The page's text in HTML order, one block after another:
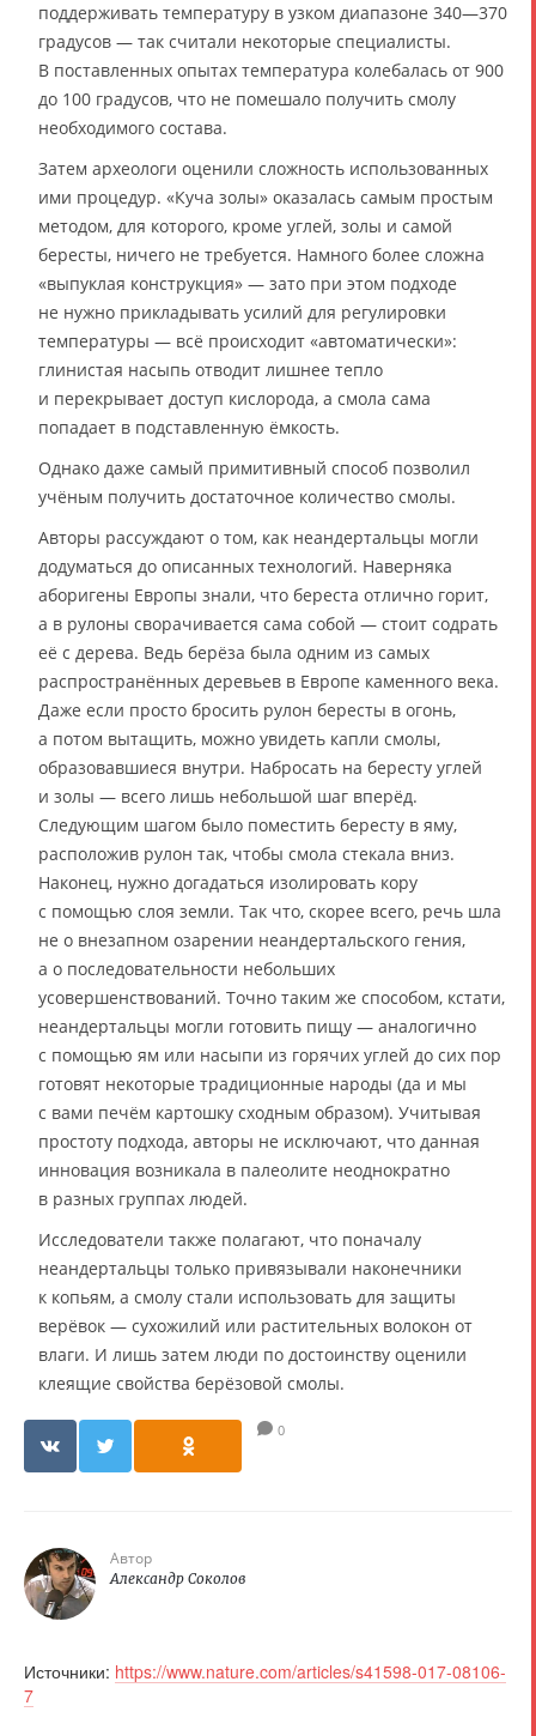
поддерживать температуру в узком диапазоне 340—370
градусов — так считали некоторые специалисты.
В поставленных опытах температура колебалась от 900
до 100 градусов, что не помешало получить смолу
необходимого состава.
Затем археологи оценили сложность использованных
ими процедур. «Куча золы» оказалась самым простым
методом, для которого, кроме углей, золы и самой
бересты, ничего не требуется. Намного более сложна
«выпуклая конструкция» — зато при этом подходе
не нужно прикладывать усилий для регулировки
температуры — всё происходит «автоматически»:
глинистая насыпь отводит лишнее тепло
и перекрывает доступ кислорода, а смола сама
попадает в подставленную ёмкость.
Однако даже самый примитивный способ позволил
учёным получить достаточное количество смолы.
Авторы рассуждают о том, как неандертальцы могли
додуматься до описанных технологий. Наверняка
аборигены Европы знали, что береста отлично горит,
а в рулоны сворачивается сама собой — стоит содрать
её с дерева. Ведь берёза была одним из самых
распространённых деревьев в Европе каменного века.
Даже если просто бросить рулон бересты в огонь,
а потом вытащить, можно увидеть капли смолы,
образовавшиеся внутри. Набросать на бересту углей
и золы — всего лишь небольшой шаг вперёд.
Следующим шагом было поместить бересту в яму,
расположив рулон так, чтобы смола стекала вниз.
Наконец, нужно догадаться изолировать кору
с помощью слоя земли. Так что, скорее всего, речь шла
не о внезапном озарении неандертальского гения,
а о последовательности небольших
усовершенствований. Точно таким же способом, кстати,
неандертальцы могли готовить пищу — аналогично
с помощью ям или насыпи из горячих углей до сих пор
готовят некоторые традиционные народы (да и мы
с вами печём картошку сходным образом). Учитывая
простоту подхода, авторы не исключают, что данная
инновация возникала в палеолите неоднократно
в разных группах людей.
Исследователи также полагают, что поначалу
неандертальцы только привязывали наконечники
к копьям, а смолу стали использовать для защиты
верёвок — сухожилий или растительных волокон от
влаги. И лишь затем люди по достоинству оценили
клеящие свойства берёзовой смолы.
0
Автор
Александр Соколов
Источники: https://www.nature.com/articles/s41598-017-08106-
7